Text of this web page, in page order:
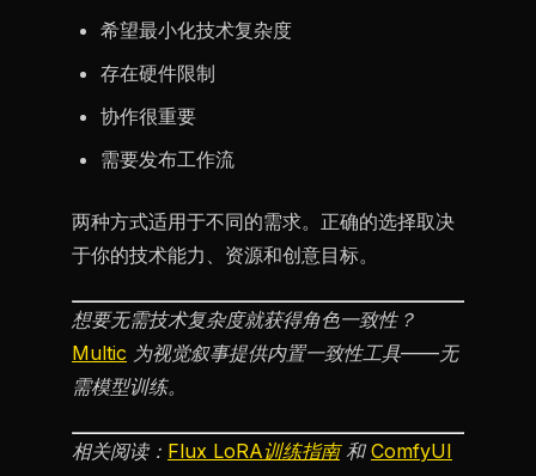
希望最小化技术复杂度
存在硬件限制
协作很重要
需要发布工作流
两种方式适用于不同的需求。正确的选择取决
于你的技术能力、资源和创意目标。
想要无需技术复杂度就获得角色一致性？
Multic 为视觉叙事提供内置一致性工具——无
需模型训练。
相关阅读： Flux LoRA训练指南和 ComfyUI